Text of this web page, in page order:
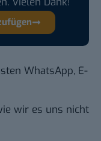
WhatsApp, E-
wir es uns nicht